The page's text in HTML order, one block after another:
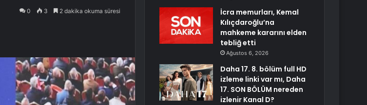
0 3 2 dakika okuma süresi
İcra memurları, Kemal
Kılıçdaroğlu’na
mahkeme kararını elden
tebliğ etti
Ağustos 6, 2026
Daha 17. 8. bölüm full HD
izleme linki var mı, Daha
17. SON BÖLÜM nereden
izlenir Kanal D?